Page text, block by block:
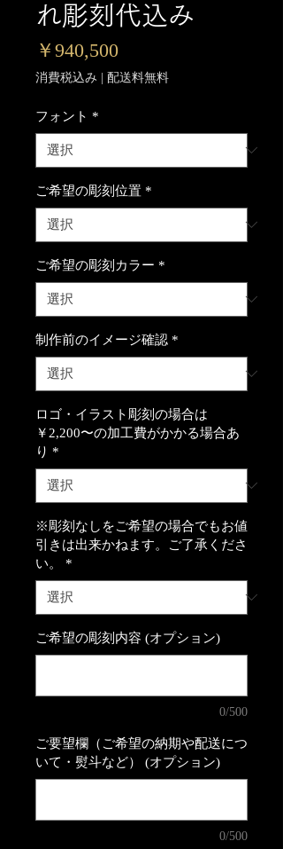
れ彫刻代込み
￥940,500価
格
消費税込み | 配送料無料
フォント *
ご希望の彫刻位置 *
ご希望の彫刻カラー *
制作前のイメージ確認 *
ロゴ・イラスト彫刻の場合は
￥2,200〜の加工費がかかる場合あ
り *
※彫刻なしをご希望の場合でもお値
引きは出来かねます。ご了承くださ
い。
*
ご希望の彫刻内容 (オプション)
0/500
ご要望欄（ご希望の納期や配送につ
いて・熨斗など） (オプション)
0/500